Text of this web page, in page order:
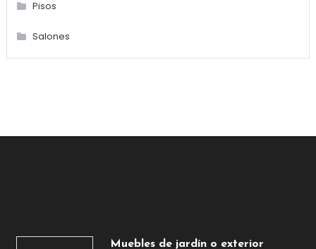
Pisos
Salones
Muebles de jardín o exterior